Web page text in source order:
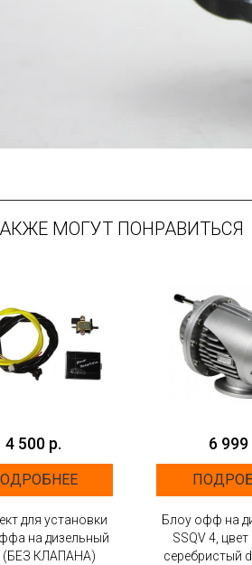
МОГУТ ПОНРАВИТЬСЯ
4 500 р.
для установки
на дизельный
(БЕЗ КЛАПАНА)
6 999
Блоу офф на
SSQV 4,
серебристый